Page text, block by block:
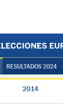
RESULTADOS 2024
2014